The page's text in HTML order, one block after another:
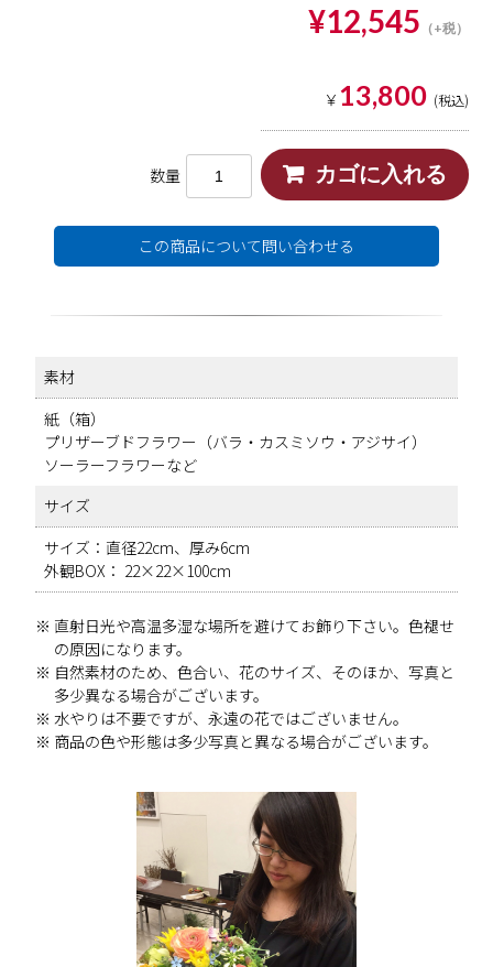
¥12,545
￥ 13,800 (税込)
数量
この商品について問い合わせる
素材
紙（箱）
プリザーブドフラワー（バラ・カスミソウ・アジサイ）
ソーラーフラワーなど
サイズ
サイズ：直径22cm、厚み6cm
外観BOX： 22×22×100cm
直射日光や高温多湿な場所を避けてお飾り下さい。色褪せ
の原因になります。
自然素材のため、色合い、花のサイズ、そのほか、写真と
多少異なる場合がございます。
水やりは不要ですが、永遠の花ではございません。
商品の色や形態は多少写真と異なる場合がございます。